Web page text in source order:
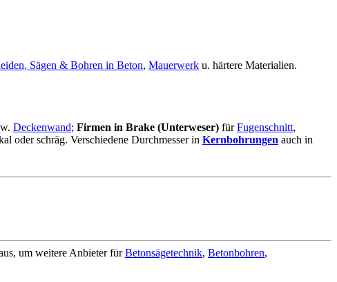
Sägen & Bohren in Beton, Mauerwerk u. härtere Materialien.
Deckenwand; Firmen in Brake (Unterweser) fürFugenschnitt,
oder schräg. Verschiedene Durchmesser in Kernbohrungen auch in
um weitere Anbieter fürBetonsägetechnik, Betonbohren,